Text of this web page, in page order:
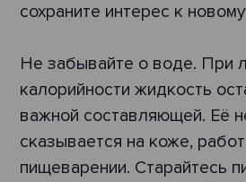
сохраните интерес к
Не забывайте о воде. При
калорийности жидкость
важной составляющей. Её
сказывается на коже,
пищеварении. Старайтесь